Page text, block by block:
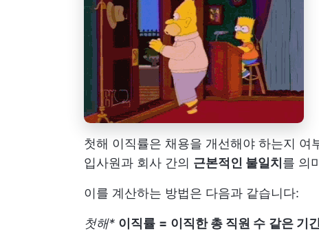
첫해 이직률은 채용을 개선해야 하는지 여
입사원과 회사 간의 근본적인 불일치 를 의
이를 계산하는 방법은 다음과 같습니다:
첫해* 이직률 = 이직한 총 직원 수 같은 기